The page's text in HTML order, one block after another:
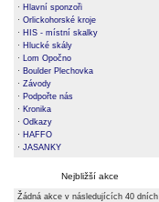
· Hlavní sponzoři
· Orlickohorské kroje
· HIS - místní skalky
· Hlucké skály
· Lom Opočno
· Boulder Plechovka
· Závody
· Podpořte nás
· Kronika
· Odkazy
· HAFFO
· JASANKY
Nejbližší akce
Žádná akce v následujících 40 dních